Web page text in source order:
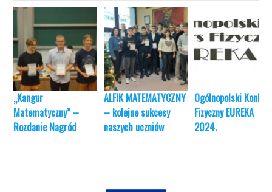
„Kangur
Matematyczny” –
Rozdanie Nagród
ALFIK MATEMATYCZNY
– kolejne sukcesy
naszych uczniów
Ogólnopolski
Fizyczny EUREKA
2024.